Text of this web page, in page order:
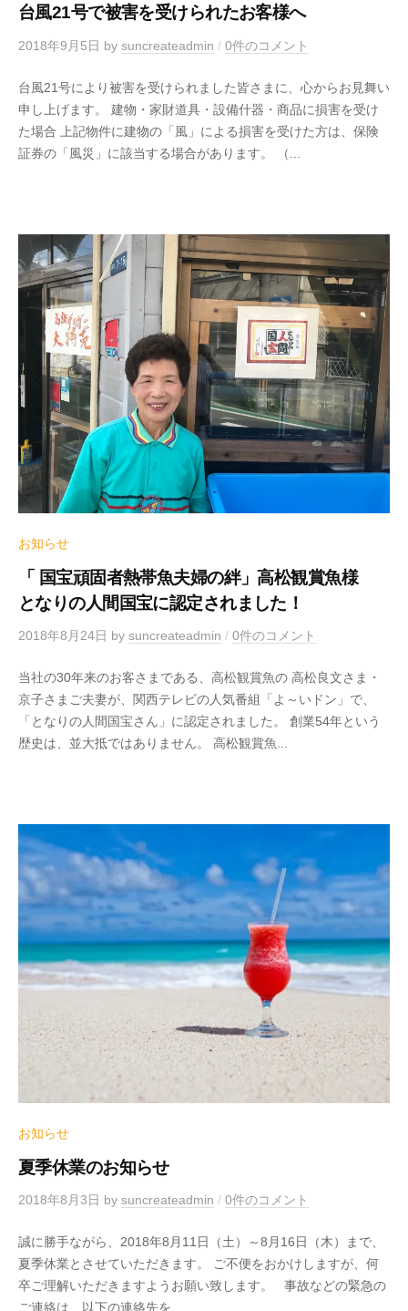
台風21号で被害を受けられたお客様へ
2018年9月5日 by suncreateadmin / 0件のコメント
台風21号により被害を受けられました皆さまに、心からお見舞い
申し上げます。 建物・家財道具・設備什器・商品に損害を受け
た場合 上記物件に建物の「風」による損害を受けた方は、保険
証券の「風災」に該当する場合があります。 （...
お知らせ
「 国宝頑固者熱帯魚夫婦の絆」高松観賞魚様
となりの人間国宝に認定されました！
2018年8月24日 by suncreateadmin / 0件のコメント
当社の30年来のお客さまである、高松観賞魚の 高松良文さま・
京子さまご夫妻が、関西テレビの人気番組「よ～いドン」で、
「となりの人間国宝さん」に認定されました。 創業54年という
歴史は、並大抵ではありません。 高松観賞魚...
お知らせ
夏季休業のお知らせ
2018年8月3日 by suncreateadmin / 0件のコメント
誠に勝手ながら、2018年8月11日（土）～8月16日（木）まで、
夏季休業とさせていただきます。 ご不便をおかけしますが、何
卒ご理解いただきますようお願い致します。 事故などの緊急の
ご連絡は、以下の連絡先を...